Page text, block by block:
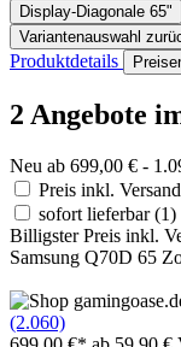
Display-Diagonale 65"
Variantenauswahl
Produktdetails
2 Angebote
Neu ab 699,00 € -
Preis inkl. Versand
sofort lieferbar(1)
Billigster Preis inkl.
Samsung Q70D 65
(2.060)